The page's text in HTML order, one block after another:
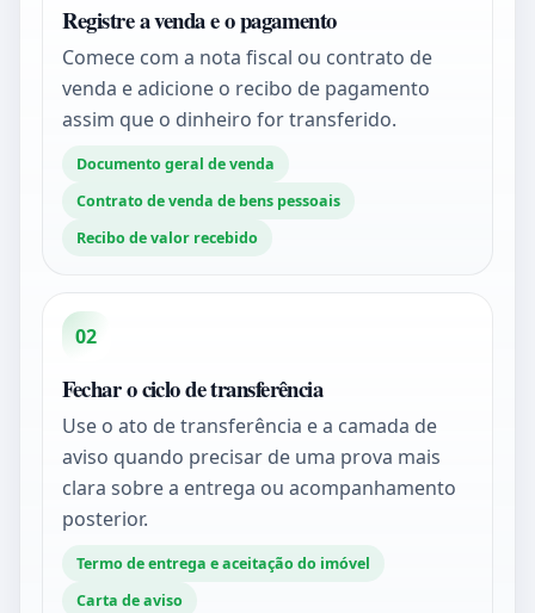
Registre a venda e o pagamento
Comece com a nota fiscal ou contrato de
venda e adicione o recibo de pagamento
assim que o dinheiro for transferido.
Documento geral de venda
Contrato de venda de bens pessoais
Recibo de valor recebido
02
Fechar o ciclo de transferência
Use o ato de transferência e a camada de
aviso quando precisar de uma prova mais
clara sobre a entrega ou acompanhamento
posterior.
Termo de entrega e aceitação do imóvel
Carta de aviso